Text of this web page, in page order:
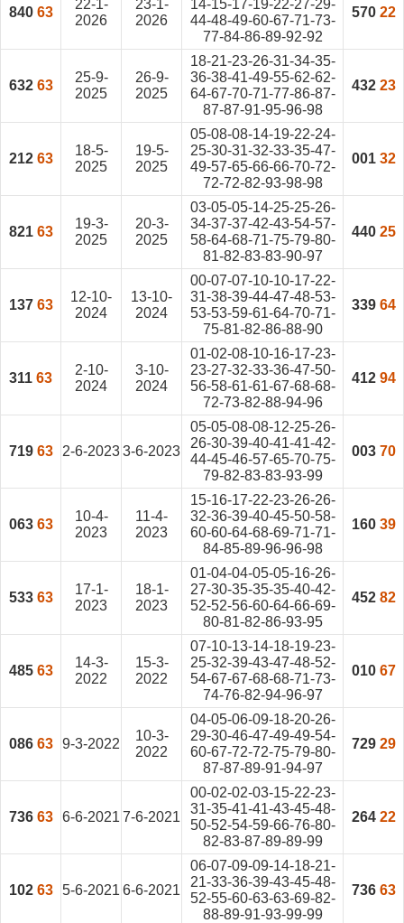
840 63
22-1-
2026
23-1-
2026
14-15-17-19-22-27-29-
44-48-49-60-67-71-73-
77-84-86-89-92-92
570 22
632 63
25-9-
2025
26-9-
2025
18-21-23-26-31-34-35-
36-38-41-49-55-62-62-
64-67-70-71-77-86-87-
87-87-91-95-96-98
432 23
212 63
18-5-
2025
19-5-
2025
05-08-08-14-19-22-24-
25-30-31-32-33-35-47-
49-57-65-66-66-70-72-
72-72-82-93-98-98
001 32
821 63
19-3-
2025
20-3-
2025
03-05-05-14-25-25-26-
34-37-37-42-43-54-57-
58-64-68-71-75-79-80-
81-82-83-83-90-97
440 25
137 63
12-10-
2024
13-10-
2024
00-07-07-10-10-17-22-
31-38-39-44-47-48-53-
53-53-59-61-64-70-71-
75-81-82-86-88-90
339 64
311 63
2-10-
2024
3-10-
2024
01-02-08-10-16-17-23-
23-27-32-33-36-47-50-
56-58-61-61-67-68-68-
72-73-82-88-94-96
412 94
719 63 2-6-20233-6-2023
05-05-08-08-12-25-26-
26-30-39-40-41-41-42-
44-45-46-57-65-70-75-
79-82-83-83-93-99
003 70
063 63
10-4-
2023
11-4-
2023
15-16-17-22-23-26-26-
32-36-39-40-45-50-58-
60-60-64-68-69-71-71-
84-85-89-96-96-98
160 39
533 63
17-1-
2023
18-1-
2023
01-04-04-05-05-16-26-
27-30-35-35-35-40-42-
52-52-56-60-64-66-69-
80-81-82-86-93-95
452 82
485 63
14-3-
2022
15-3-
2022
07-10-13-14-18-19-23-
25-32-39-43-47-48-52-
54-67-67-68-68-71-73-
74-76-82-94-96-97
010 67
086 63 9-3-2022
10-3-
2022
04-05-06-09-18-20-26-
29-30-46-47-49-49-54-
60-67-72-72-75-79-80-
87-87-89-91-94-97
729 29
736 63 6-6-2021 7-6-2021
00-02-02-03-15-22-23-
31-35-41-41-43-45-48-
50-52-54-59-66-76-80-
82-83-87-89-89-99
264 22
102 63 5-6-2021 6-6-2021
06-07-09-09-14-18-21-
21-33-36-39-43-45-48-
52-55-60-63-63-69-82-
88-89-91-93-99-99
736 63